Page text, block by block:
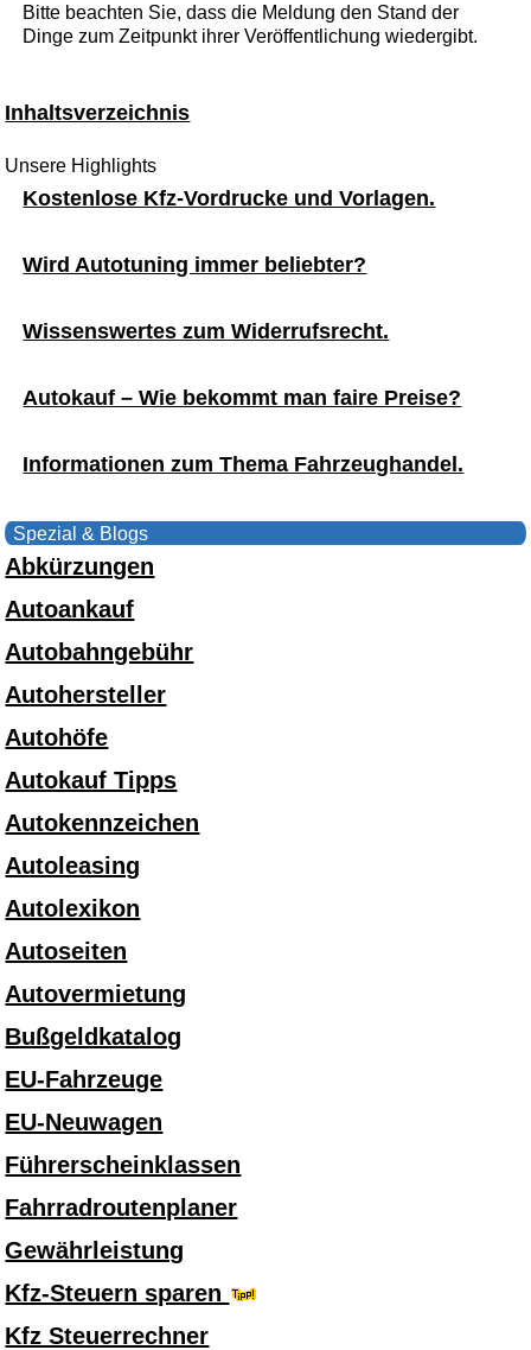
Bitte beachten Sie, dass die Meldung den Stand der
Dinge zum Zeitpunkt ihrer Veröffentlichung wiedergibt.
Inhaltsverzeichnis
Unsere Highlights
Kostenlose Kfz-Vordrucke und Vorlagen.
Wird Autotuning immer beliebter?
Wissenswertes zum Widerrufsrecht.
Autokauf – Wie bekommt man faire Preise?
Informationen zum Thema Fahrzeughandel.
Spezial & Blogs
Abkürzungen
Autoankauf
Autobahngebühr
Autohersteller
Autohöfe
Autokauf Tipps
Autokennzeichen
Autoleasing
Autolexikon
Autoseiten
Autovermietung
Bußgeldkatalog
EU-Fahrzeuge
EU-Neuwagen
Führerscheinklassen
Fahrradroutenplaner
Gewährleistung
Kfz-Steuern sparen
Kfz Steuerrechner